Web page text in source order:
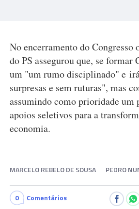
No encerramento do Congresso
do PS assegurou que, se formar
um "um rumo disciplinado" e
surpresas e sem ruturas", mas
assumindo como prioridade um
apoios seletivos para a
economia.
MARCELO REBELO DE SOUSA PEDRO
0 Comentários